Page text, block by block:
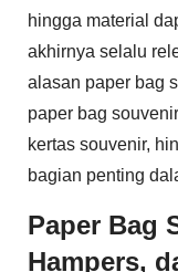
hingga material
akhirnya selalu
alasan paper bag
paper bag
kertas souvenir,
bagian penting
Paper Bag
Hampers,